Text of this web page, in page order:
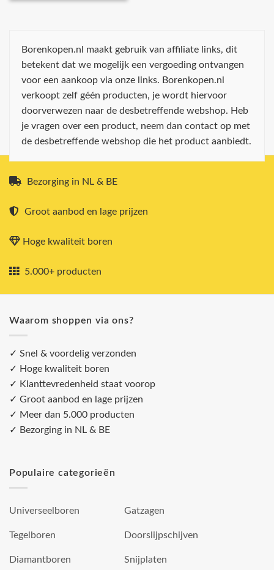
Borenkopen.nl maakt gebruik van affiliate links, dit
betekent dat we mogelijk een vergoeding ontvangen
voor een aankoop via onze links. Borenkopen.nl
verkoopt zelf géén producten, je wordt hiervoor
doorverwezen naar de desbetreffende webshop. Heb
je vragen over een product, neem dan contact op met
de desbetreffende webshop die het product aanbiedt.
Bezorging in NL & BE
Groot aanbod en lage prijzen
Hoge kwaliteit boren
5.000+ producten
Waarom shoppen via ons?
✓ Snel & voordelig verzonden
✓ Hoge kwaliteit boren
✓ Klanttevredenheid staat voorop
✓ Groot aanbod en lage prijzen
✓ Meer dan 5.000 producten
✓ Bezorging in NL & BE
Populaire categorieën
Universeelboren
Tegelboren
Diamantboren
Gatzagen
Doorslijpschijven
Snijplaten